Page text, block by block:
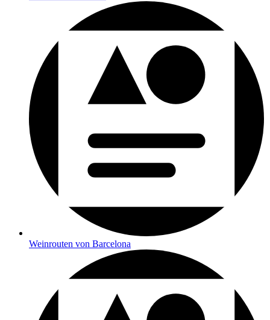
Weinrouten von Barcelona